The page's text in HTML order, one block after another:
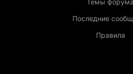
Темы форума
Последние
Правила